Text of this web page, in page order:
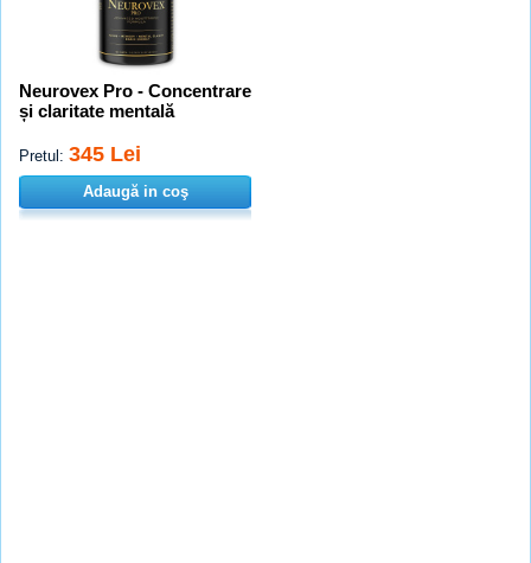
Neurovex Pro - Concentrare
și claritate mentală
Pretul: 345 Lei
Adaugă in coş